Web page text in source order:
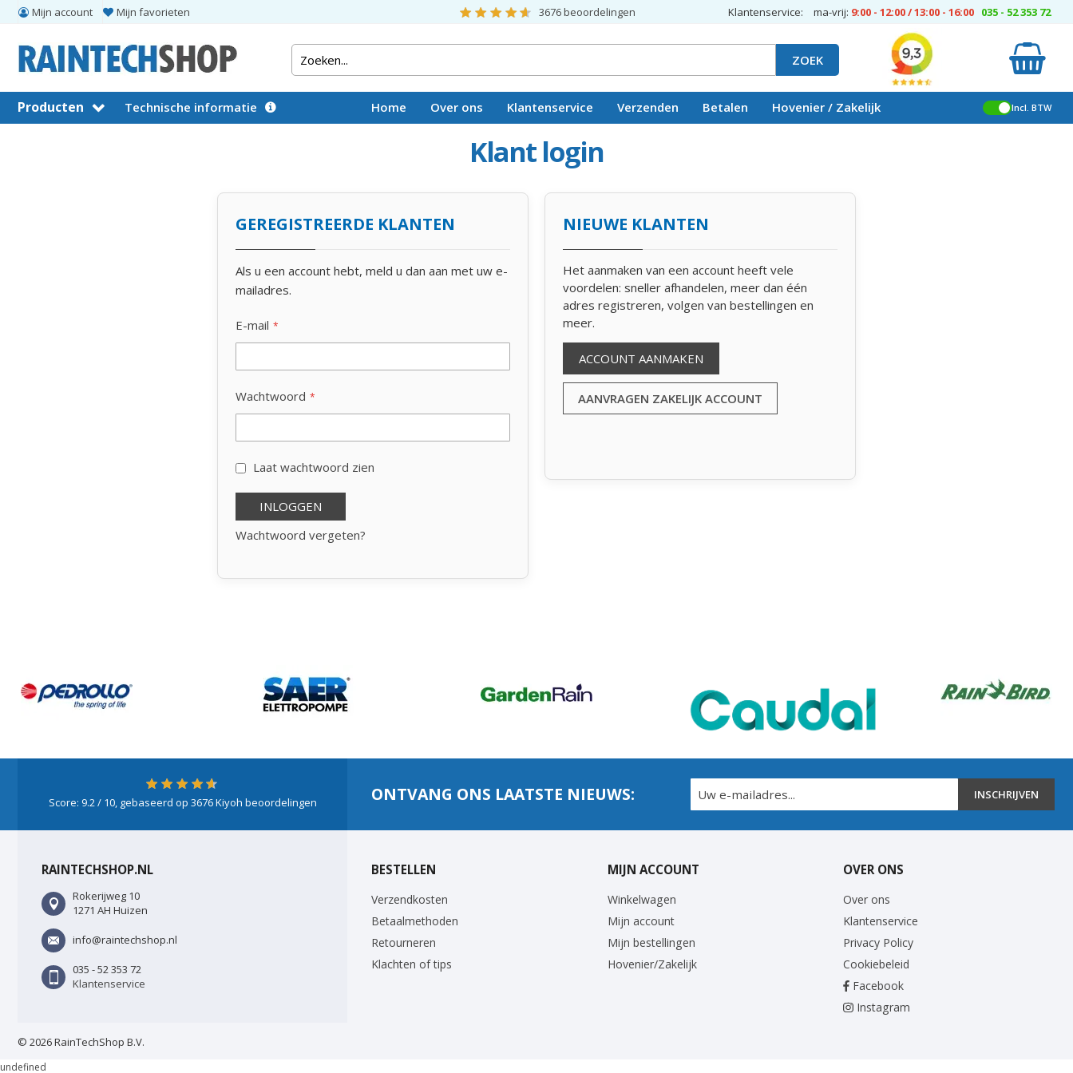
Mijn account Mijn favorieten Klantenservice: ma-vrij: 9:00 - 12:00 / 13:00 - 16:00 035 - 52 353 72
3676beoordelingen
Incl. BTW
ZOEK
Producten Technische informatie Home Over ons Klantenservice Verzenden Betalen
Hovenier / Zakelijk
Klant login
GEREGISTREERDE KLANTEN
Als u een account hebt, meld u dan aan met uw e-
mailadres.
E-mail
Wachtwoord
Laat wachtwoord zien
INLOGGEN
Wachtwoord vergeten?
NIEUWE KLANTEN
Het aanmaken van een account heeft vele
voordelen: sneller afhandelen, meer dan één
adres registreren, volgen van bestellingen en
meer.
ACCOUNT AANMAKEN
AANVRAGEN ZAKELIJK ACCOUNT
Score: 9.2/ 10, gebaseerd op 3676Kiyoh beoordelingen ONTVANG ONS LAATSTE NIEUWS: INSCHRIJVEN
RAINTECHSHOP.NL
Rokerijweg 10
1271 AH Huizen
info@raintechshop.nl
035 - 52 353 72
Klantenservice
BESTELLEN
Verzendkosten
Betaalmethoden
Retourneren
Klachten of tips
MIJN ACCOUNT
Winkelwagen
Mijn account
Mijn bestellingen
Hovenier/Zakelijk
OVER ONS
Over ons
Klantenservice
Privacy Policy
Cookiebeleid
Facebook
Instagram
© 2026 RainTechShop B.V.
undefined